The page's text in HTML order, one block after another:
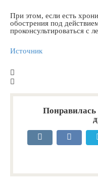
При этом, если есть
обострения под
проконсультироваться с
Источник
Понравилась